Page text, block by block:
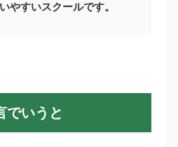
やすいスクールです。
でいうと